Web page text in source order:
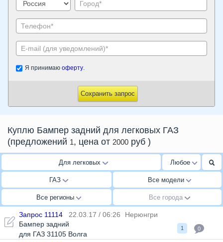
Я принимаю оферту.
Сохранить запрос
Куплю Бампер задний для легковых ГАЗ
(предложений 1, цена от 2000 руб )
Для легковых Любое
ГАЗ Все модели
Все регионы Все города
Запрос 11114 22.03.17 / 06:26
Нерюнгри
Бампер задний
для ГАЗ 31105 Волга
1 0